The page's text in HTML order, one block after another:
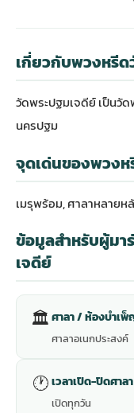
เกี่ยวกับพวงหรี
วัดพระปฐมเจดีย์ เป็นวั
นครปฐม
จุดเด่นของพวง
เมรุพร้อม, ศาลาหลายห
ข้อมูลสำหรับผู้ม
เจดีย์
🏛 ศาลา / ห้องบำเ
ศาลาอเนกประสงค์
🕐 เวลาเปิด-ปิดศาลา
เปิดทุกวัน